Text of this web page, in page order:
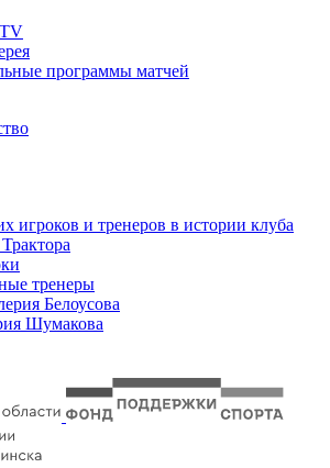
программы матчей
игроков и тренеров в истории клуба
тренеры
Белоусова
Шумакова